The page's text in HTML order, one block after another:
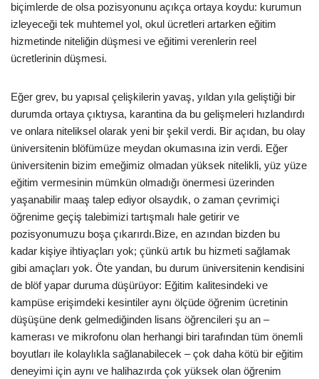
biçimlerde de olsa pozisyonunu açıkça ortaya koydu: kurumun
izleyeceği tek muhtemel yol, okul ücretleri artarken eğitim
hizmetinde niteliğin düşmesi ve eğitimi verenlerin reel
ücretlerinin düşmesi.
Eğer grev, bu yapısal çelişkilerin yavaş, yıldan yıla geliştiği bir
durumda ortaya çıktıysa, karantina da bu gelişmeleri hızlandırdı
ve onlara niteliksel olarak yeni bir şekil verdi. Bir açıdan, bu olay
üniversitenin blöfümüze meydan okumasına izin verdi. Eğer
üniversitenin bizim emeğimiz olmadan yüksek nitelikli, yüz yüze
eğitim vermesinin mümkün olmadığı önermesi üzerinden
yaşanabilir maaş talep ediyor olsaydık, o zaman çevrimiçi
öğrenime geçiş talebimizi tartışmalı hale getirir ve
pozisyonumuzu boşa çıkarırdı.Bize, en azından bizden bu
kadar kişiye ihtiyaçları yok; çünkü artık bu hizmeti sağlamak
gibi amaçları yok. Öte yandan, bu durum üniversitenin kendisini
de blöf yapar duruma düşürüyor: Eğitim kalitesindeki ve
kampüse erişimdeki kesintiler aynı ölçüde öğrenim ücretinin
düşüşüne denk gelmediğinden lisans öğrencileri şu an –
kamerası ve mikrofonu olan herhangi biri tarafından tüm önemli
boyutları ile kolaylıkla sağlanabilecek – çok daha kötü bir eğitim
deneyimi için aynı ve halihazırda çok yüksek olan öğrenim